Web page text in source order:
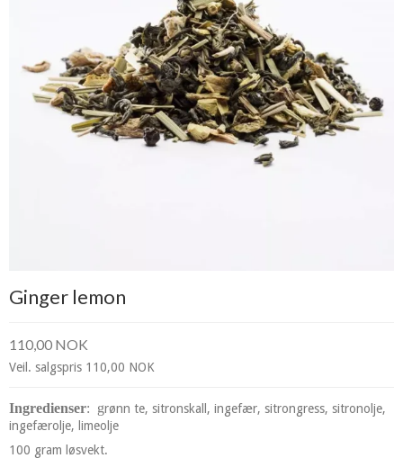
Ginger lemon
110,00 NOK
Veil. salgspris 110,00 NOK
Ingredienser: grønn te, sitronskall, ingefær, sitrongress, sitronolje,
ingefærolje, limeolje
100 gram løsvekt.